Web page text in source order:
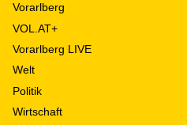
Vorarlberg
VOL.AT+
Vorarlberg LIVE
Welt
Politik
Wirtschaft